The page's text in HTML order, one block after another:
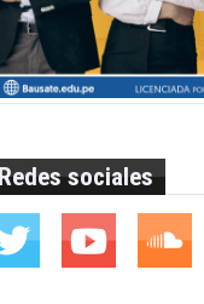
sociales